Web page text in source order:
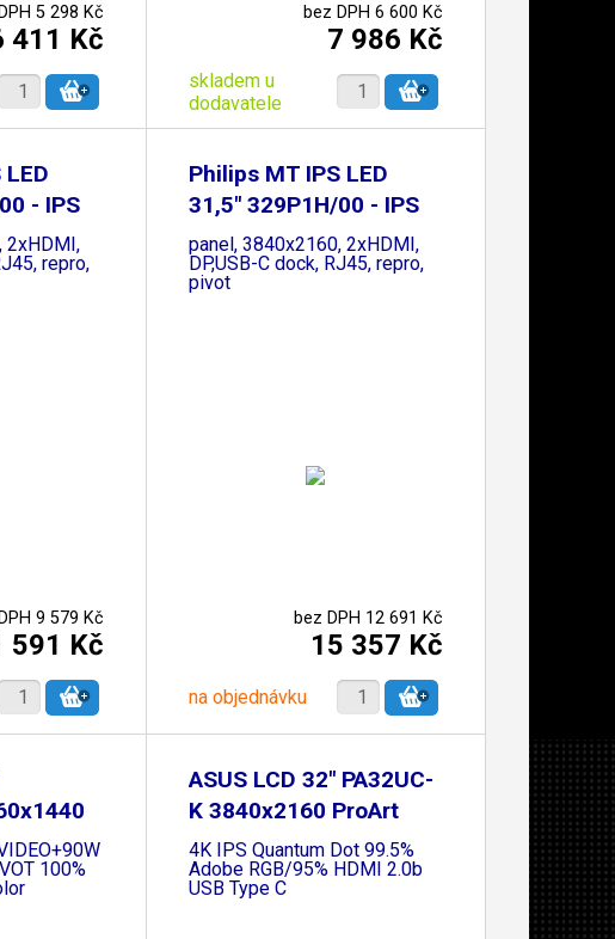
5 298 Kč
411 Kč
bez DPH 6 600 Kč
7 986 Kč
skladem u
dodavatele
- IPS
2xHDMI,
repro,
9 579 Kč
591 Kč
Philips MT IPS LED
31,5" 329P1H/00 - IPS
panel, 3840x2160, 2xHDMI,
DP,USB-C dock, RJ45, repro,
pivot
bez DPH 12 691 Kč
15 357 Kč
na objednávku
100%
ASUS LCD 32" PA32UC-
K 3840x2160 ProArt
4K IPS Quantum Dot 99.5%
Adobe RGB/95% HDMI 2.0b
USB Type C